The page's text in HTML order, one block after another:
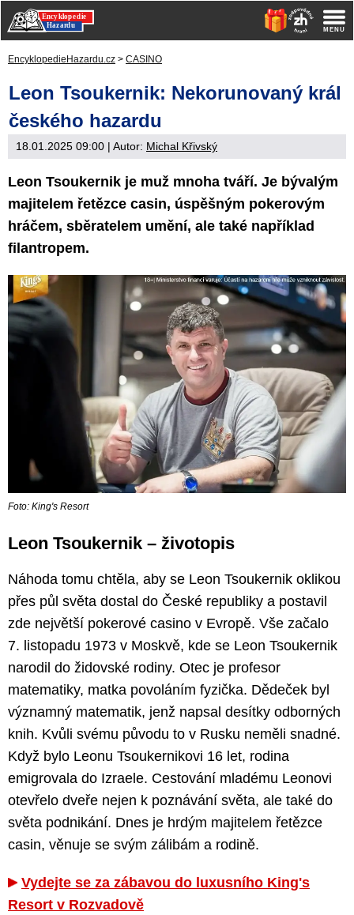
EncyklopedieHazardu.cz > CASINO
Leon Tsoukernik: Nekorunovaný král
českého hazardu
18.01.2025 09:00 | Autor: Michal Křivský
Leon Tsoukernik je muž mnoha tváří. Je bývalým
majitelem řetězce casin, úspěšným pokerovým
hráčem, sběratelem umění, ale také například
filantropem.
Foto: King's Resort
Leon Tsoukernik – životopis
Náhoda tomu chtěla, aby se Leon Tsoukernik oklikou
přes půl světa dostal do České republiky a postavil
zde největší pokerové casino v Evropě. Vše začalo
7. listopadu 1973 v Moskvě, kde se Leon Tsoukernik
narodil do židovské rodiny. Otec je profesor
matematiky, matka povoláním fyzička. Dědeček byl
významný matematik, jenž napsal desítky odborných
knih. Kvůli svému původu to v Rusku neměli snadné.
Když bylo Leonu Tsoukernikovi 16 let, rodina
emigrovala do Izraele. Cestování mladému Leonovi
otevřelo dveře nejen k poznávání světa, ale také do
světa podnikání. Dnes je hrdým majitelem řetězce
casin, věnuje se svým zálibám a rodině.
Vydejte se za zábavou do luxusního King's
Resort v Rozvadově